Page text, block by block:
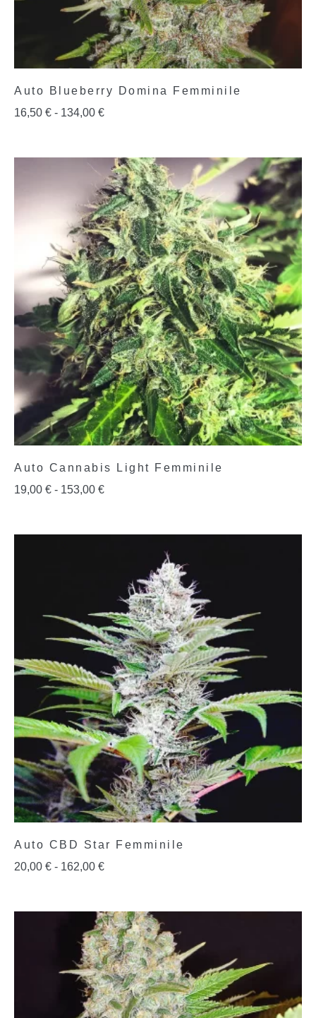
Auto Blueberry Domina Femminile
16,50 € - 134,00 €
Auto Cannabis Light Femminile
19,00 € - 153,00 €
Auto CBD Star Femminile
20,00 € - 162,00 €